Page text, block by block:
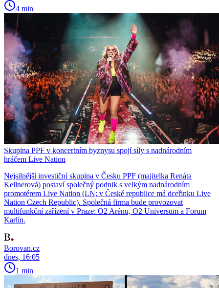
4 min
Skupina PPF v koncertním byznysu spojí síly s nadnárodním
hráčem Live Nation
Nejsilnější investiční skupina v Česku PPF (majitelka Renáta
Kellnerová) postaví společný podnik s velkým nadnárodním
promotérem Live Nation (LN; v České republice má dceřinku Live
Nation Czech Republic). Společná firma bude provozovat
multifunkční zařízení v Praze: O2 Arénu, O2 Universum a Forum
Karlín.
Borovan.cz
dnes, 16:05
1 min